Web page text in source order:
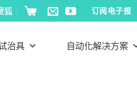
狐 订阅电子报
治具 自动化解决方案